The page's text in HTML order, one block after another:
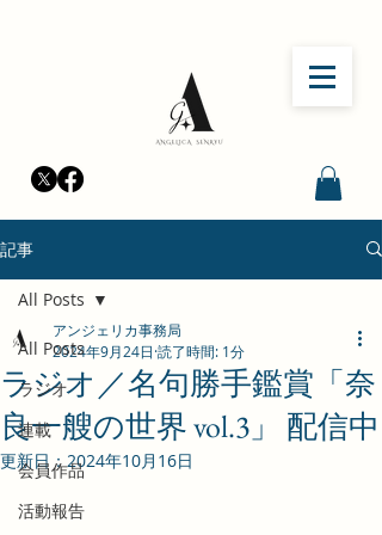
記事
All Posts
ラジオ
連載
会員作品
活動報告
All Posts
ラジオ／名句勝手鑑賞「奈
良一艘の世界 vol.3」 配信中
アンジェリカ事務局
2024年9月24日 読了時間: 1分
更新日： 2024年10月16日